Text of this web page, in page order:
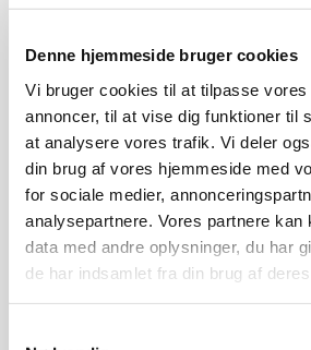
Denne hjemmeside bruger cookies
Vi bruger cookies til at tilpasse vores
annoncer, til at vise dig funktioner til
at analysere vores trafik. Vi deler
din brug af vores hjemmeside med
for sociale medier,
analysepartnere. Vores partnere kan
data med andre oplysninger, du har
de har indsamlet fra din brug af
HF enkeltfag - højere
forberedelseseksamen
Gymnasial uddannelse der giver
videregående uddannelser. Der er
tage et eller flere fag ad gangen.
eksamen. For at blive optaget på
du have afsluttet 9. eller 10. klasse
optagelsen.